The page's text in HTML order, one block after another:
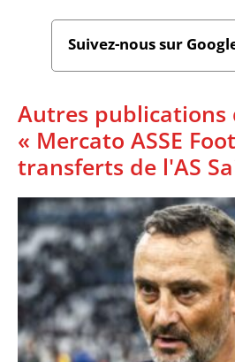
Suivez-nous sur
Autres publications
« Mercato ASSE
transferts de l'AS